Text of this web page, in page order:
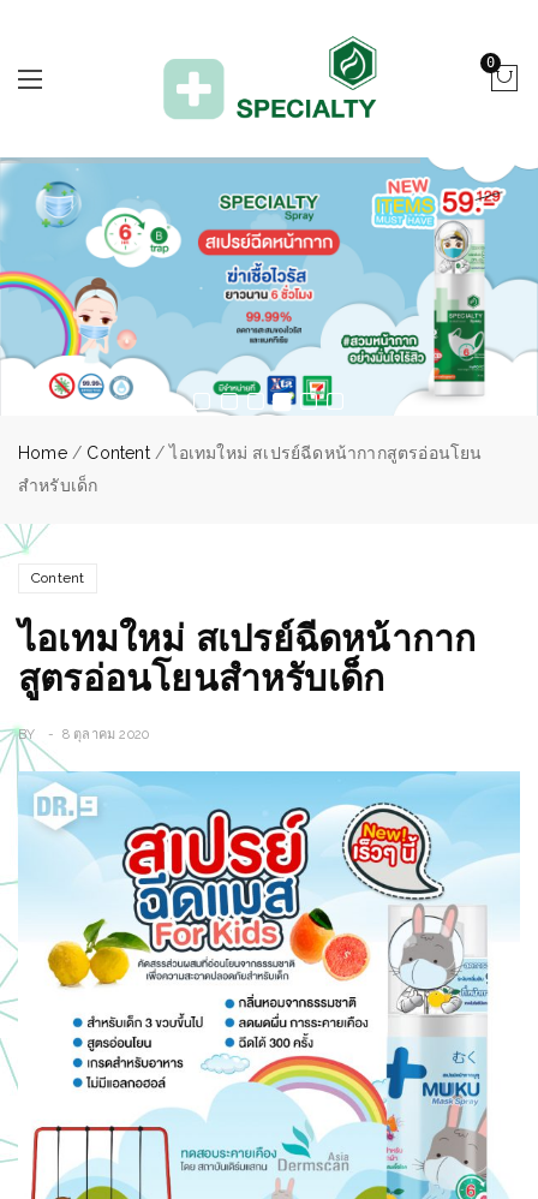
0
Home/ Content/ ไอเทมใหม่ สเปรย์ฉีดหน้ากากสูตรอ่อนโยน
สำหรับเด็ก
Content
ไอเทมใหม่ สเปรย์ฉีดหน้ากาก
สูตรอ่อนโยนสำหรับเด็ก
BY 8 ตุลาคม 2020